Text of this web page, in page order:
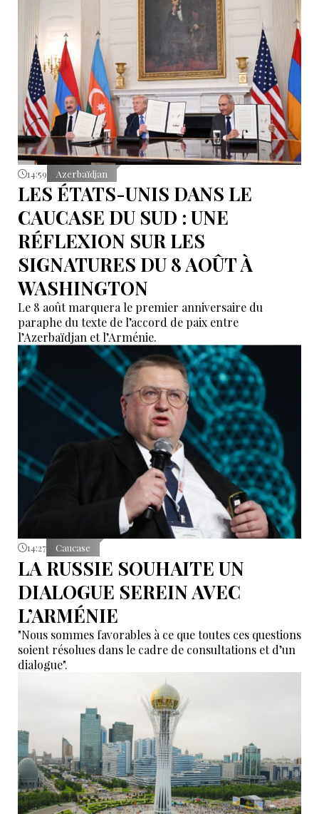
14:59 Azerbaïdjan
LES ÉTATS-UNIS DANS LE
CAUCASE DU SUD : UNE
RÉFLEXION SUR LES
SIGNATURES DU 8 AOÛT À
WASHINGTON
Le 8 août marquera le premier anniversaire du
paraphe du texte de l’accord de paix entre
l’Azerbaïdjan et l’Arménie.
14:27 Caucase
LA RUSSIE SOUHAITE UN
DIALOGUE SEREIN AVEC
L’ARMÉNIE
"Nous sommes favorables à ce que toutes ces questions
soient résolues dans le cadre de consultations et d’un
dialogue".